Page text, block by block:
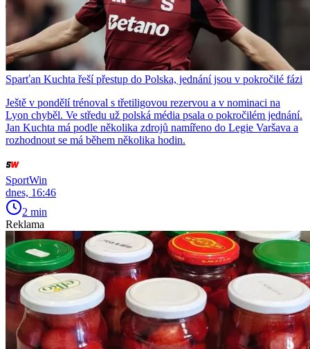
Sparťan Kuchta řeší přestup do Polska, jednání jsou v pokročilé fázi
Ještě v pondělí trénoval s třetiligovou rezervou a v nominaci na
Lyon chyběl. Ve středu už polská média psala o pokročilém jednání.
Jan Kuchta má podle několika zdrojů namířeno do Legie Varšava a
rozhodnout se má během několika hodin.
SportWin
dnes, 16:46
2 min
Reklama